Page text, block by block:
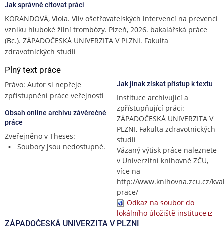
Jak správně citovat práci
KORANDOVÁ, Viola. Vliv ošetřovatelských intervencí na prevenci
vzniku hluboké žilní trombózy. Plzeň, 2026. bakalářská práce
(Bc.). ZÁPADOČESKÁ UNIVERZITA V PLZNI. Fakulta
zdravotnických studií
Plný text práce
Právo: Autor si nepřeje
zpřístupnění práce veřejnosti
Obsah online archivu závěrečné
práce
Zveřejněno v Theses:
Soubory jsou nedostupné.
Jak jinak získat přístup k textu
Instituce archivující a
zpřístupňující práci:
ZÁPADOČESKÁ UNIVERZITA V
PLZNI, Fakulta zdravotnických
studií
Vázaný výtisk práce naleznete
v Univerzitní knihovně ZČU,
více na
http://www.knihovna.zcu.cz/
prace/
Odkaz na soubor do
lokálního úložiště instituce
ZÁPADOČESKÁ UNIVERZITA V PLZNI